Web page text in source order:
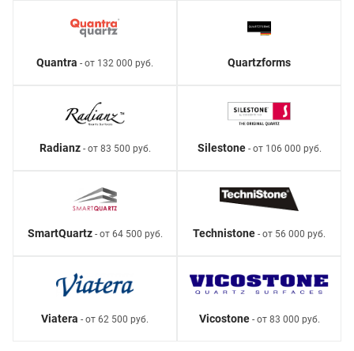
Quantra - от 132 000 руб. Quartzforms
Radianz- от 83 500 руб. Silestone- от 106 000 руб.
SmartQuartz- от 64 500 руб. Technistone - от 56 000 руб.
Viatera - от 62 500 руб. Vicostone- от 83 000 руб.